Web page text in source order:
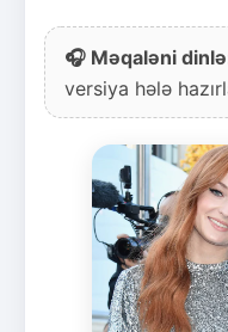
🎧 Məqaləni
versiya hələ